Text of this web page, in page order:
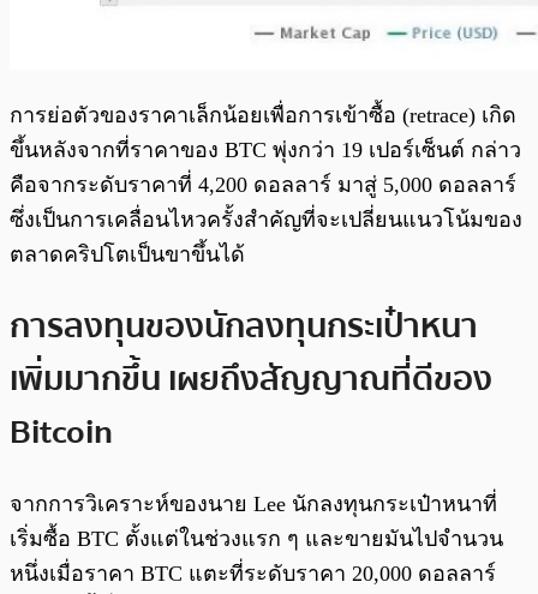
การย่อตัวของราคาเล็กน้อยเพื่อการเข้าซื้อ (retrace) เกิด
ขึ้นหลังจากที่ราคาของ BTC พุ่งกว่า 19 เปอร์เซ็นต์ กล่าว
คือจากระดับราคาที่ 4,200 ดอลลาร์ มาสู่ 5,000 ดอลลาร์
ซึ่งเป็นการเคลื่อนไหวครั้งสำคัญที่จะเปลี่ยนแนวโน้มของ
ตลาดคริปโตเป็นขาขึ้นได้
การลงทุนของนักลงทุนกระเป๋าหนา
เพิ่มมากขึ้น เผยถึงสัญญาณที่ดีของ
Bitcoin
จากการวิเคราะห์ของนาย Lee นักลงทุนกระเป๋าหนาที่
เริ่มซื้อ BTC ตั้งแต่ในช่วงแรก ๆ และขายมันไปจำนวน
หนึ่งเมื่อราคา BTC แตะที่ระดับราคา 20,000 ดอลลาร์